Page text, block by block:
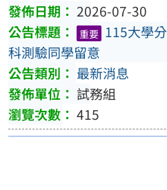
2026-07-30
重要 115大學
科測驗同學留意
最新消息
試務組
415